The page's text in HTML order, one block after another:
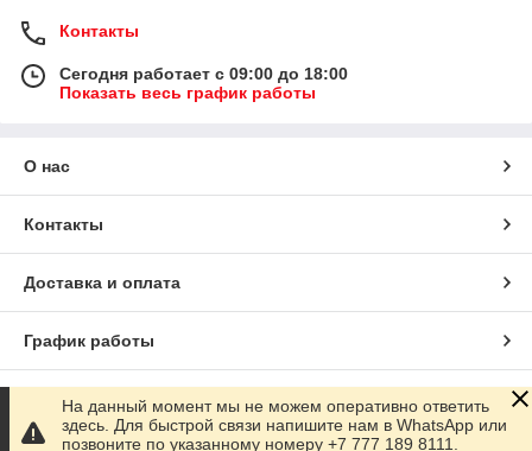
Контакты
Сегодня работает с 09:00 до 18:00
Показать весь график работы
О нас
Контакты
Доставка и оплата
График работы
Полная версия сайта
На данный момент мы не можем оперативно ответить
здесь. Для быстрой связи напишите нам в WhatsApp или
позвоните по указанному номеру +7 777 189 8111.